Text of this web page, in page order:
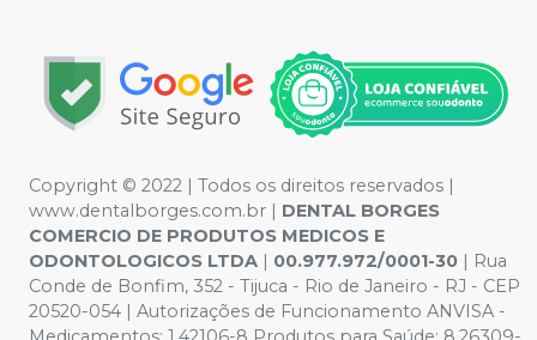
Copyright © 2022 | Todos os direitos reservados |
www.dentalborges.com.br | DENTAL BORGES
COMERCIO DE PRODUTOS MEDICOS E
ODONTOLOGICOS LTDA | 00.977.972/0001-30 | Rua
Conde de Bonfim, 352 - Tijuca - Rio de Janeiro - RJ - CEP
20520-054 | Autorizações de Funcionamento ANVISA -